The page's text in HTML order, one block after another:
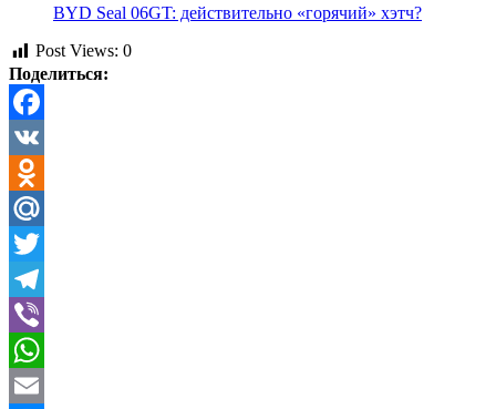
BYD Seal 06GT: действительно «горячий» хэтч?
Post Views: 0
Поделиться:
Facebook
VK
Odnoklassniki
Mail.Ru
Twitter
Telegram
Viber
WhatsApp